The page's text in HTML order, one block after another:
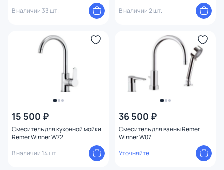
В наличии 33 шт.
В наличии 2 шт.
15 500 ₽
Смеситель для кухонной мойки
Remer Winner W72
В наличии 14 шт.
36 500 ₽
Смеситель для ванны Remer
Winner W07
Уточняйте